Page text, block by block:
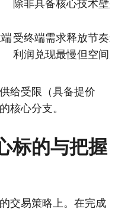
除非具备核心技术壁
受终端需求释放节奏
利润兑现最慢但空间
给受限（具备提价
核心分支。
标的与把握
交易策略上。在完成